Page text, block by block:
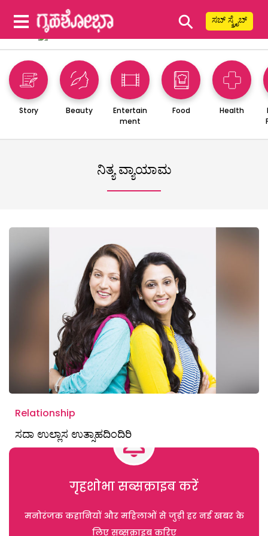
⚲ ಸಬ್ ಸ್ಕ್ರೈಬ್
Story Beauty
Entertain
ment
Food Health
ನಿತ್ಯ ವ್ಯಾಯಾಮ
Relationship
ಸದಾ ಉಲ್ಲಾಸ ಉತ್ಸಾಹದಿಂದಿರಿ
गृहशोभा सब्सक्राइब करें
मनोरंजक कहानियों और महिलाओं से जुड़ी हर नई खबर के
लिए सब्सक्राइब करिए